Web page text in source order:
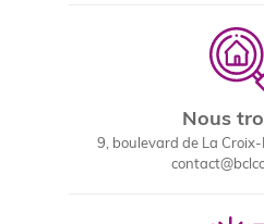
Nous
9, boulevard de La